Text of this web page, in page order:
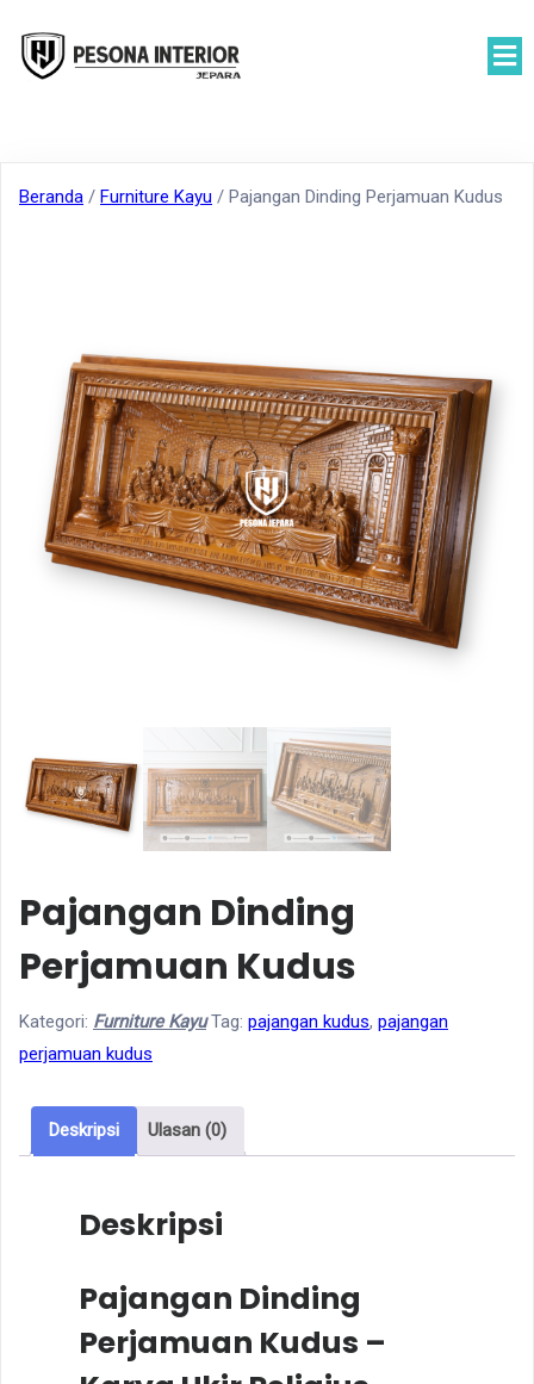
Beranda / Furniture Kayu / Pajangan Dinding Perjamuan Kudus
Pajangan Dinding
Perjamuan Kudus
Kategori: Furniture Kayu Tag: pajangan kudus, pajangan
perjamuan kudus
Deskripsi Ulasan (0)
Deskripsi
Pajangan Dinding
Perjamuan Kudus –